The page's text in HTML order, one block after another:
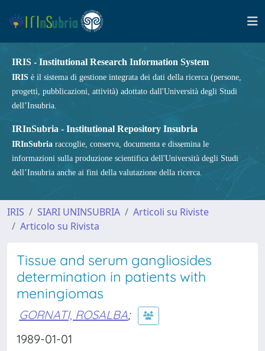
IRIS - Institutional Research Information System
IRIS è il sistema di gestione integrata dei dati della ricerca (persone,
progetti, pubblicazioni, attività) adottato dall'Università degli Studi
dell’Insubria.
IRInSubria - Institutional Repository Insubria
IRInSubria raccoglie, conserva, documenta e dissemina le
informazioni sulla produzione scientifica dell'Università degli Studi
dell’Insubria anche ai fini della valutazione della ricerca.
IRIS SIARI UNINSUBRIA
Articoli su Riviste
Articolo su Rivista
Tissue and serum gangliosides
determination in patients with
meningiomas
GORNATI, ROSALBA;
1989-01-01